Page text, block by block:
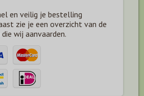
en veilig je bestelling
zie je een overzicht van de
wij aanvaarden.